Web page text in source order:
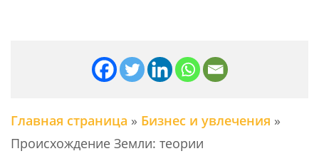
Главная страница » Бизнес и увлечения »
Происхождение Земли: теории